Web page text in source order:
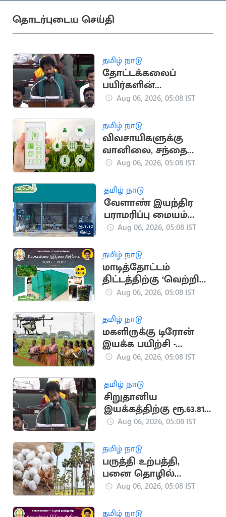
தொடர்புடைய செய்தி
தமிழ் நாடு
தோட்டக்கலைப்
பயிர்களின்
உற்பத்தியை
Aug 06, 2026, 05:08 IST
தமிழ் நாடு
விவசாயிகளுக்கு
வானிலை, சந்தை
நிலவரத்தை அறிய
Aug 06, 2026, 05:08 IST
தமிழ் நாடு
வேளாண் இயந்திர
பராமரிப்பு மையம்
அமைக்க ரூ.1.12 கோடி
Aug 06, 2026, 05:08 IST
தமிழ் நாடு
மாடித்தோட்டம்
திட்டத்திற்கு ‘வெற்றி
இல்லத்தரசி வீட்டுத்
சூட்டல்
Aug 06, 2026, 05:08 IST
தமிழ் நாடு
மகளிருக்கு டிரோன்
இயக்க பயிற்சி -
அமைச்சர் அறிவிப்பு
Aug 06, 2026, 05:08 IST
தமிழ் நாடு
சிறுதானிய
இயக்கத்திற்கு ரூ.63.81
கோடி நிதி ஒதுக்கீடு:
Aug 06, 2026, 05:08 IST
தமிழ் நாடு
பருத்தி உற்பத்தி,
பனை தொழில்
மேம்பாட்டிற்கு நிதி
Aug 06, 2026, 05:08 IST
தமிழ் நாடு